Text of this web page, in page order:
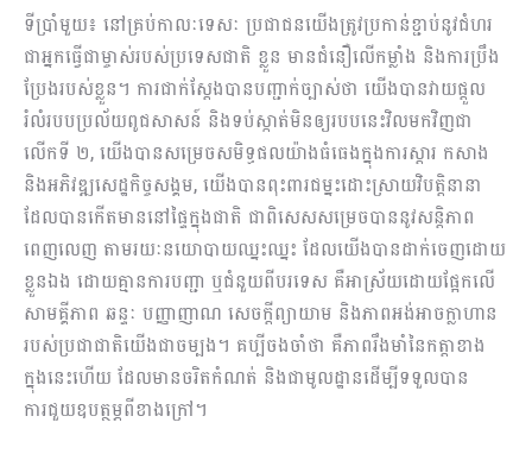
ទីប្រាំមួយ៖ នៅគ្រប់កាលៈទេសៈ ប្រជាជនយើងត្រូវប្រកាន់ខ្ជាប់នូវជំហរ
ជាអ្នកធ្វើជាម្ចាស់របស់ប្រទេសជាតិ ខ្លួន មានជំនឿលើកម្លាំង និងការប្រឹង
ប្រែងរបស់ខ្លួន។ ការជាក់ស្តែងបានបញ្ជាក់ច្បាស់ថា យើងបានវាយផ្តួល
រំលំរបបប្រល័យពូជសាសន៍ និងទប់ស្កាត់មិនឲ្យរបបនេះវិលមកវិញជា
លើកទី ២, យើងបានសម្រេចសមិទ្ធផលយ៉ាងធំធេងក្នុងការស្តារ កសាង
និងអភិវឌ្ឍសេដ្ឋកិច្ចសង្គម, យើងបានពុះពារជម្នះដោះស្រាយវិបត្តិនានា
ដែលបានកើតមាននៅផ្ទៃក្នុងជាតិ ជាពិសេសសម្រេចបាននូវសន្តិភា​ព
ពេញលេញ តាមរយៈនយោបាយឈ្នះឈ្នះ ដែលយើងបានដាក់ចេញដោយ
ខ្លួនឯង ដោយគ្មានការបញ្ជា ឬជំនួយពីបរទេស គឺអាស្រ័យដោយផ្អែកលើ
សាមគ្គីភាព ឆន្ទៈ បញ្ញាញាណ សេចក្តីព្យាយាម និងភាពអង់អាចក្លាហាន
របស់ប្រជាជាតិយើងជាចម្បង។ គប្បីចងចាំថា គឺភាពរឹងមាំនៃកត្តាខាង
ក្នុងនេះហើយ ដែលមានចរិតកំណត់ និងជាមូលដ្ឋានដើម្បីទទួលបាន
ការជួយឧបត្ថម្ភពីខាងក្រៅ។